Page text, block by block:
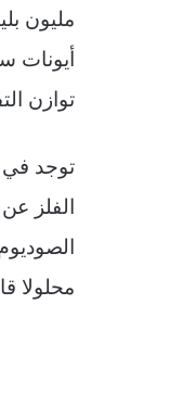
مليون
أيونات
توازن
توجد في
الفلز
محلولا